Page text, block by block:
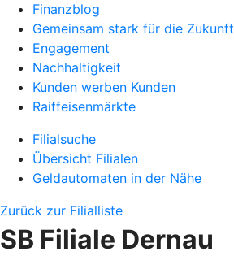
Finanzblog
Gemeinsam stark für die Zukunft
Engagement
Nachhaltigkeit
Kunden werben Kunden
Raiffeisenmärkte
Filialsuche
Übersicht Filialen
Geldautomaten in der Nähe
Zurück zur Filialliste
SB Filiale Dernau